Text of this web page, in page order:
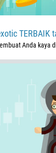
TERBAIK
Anda kaya